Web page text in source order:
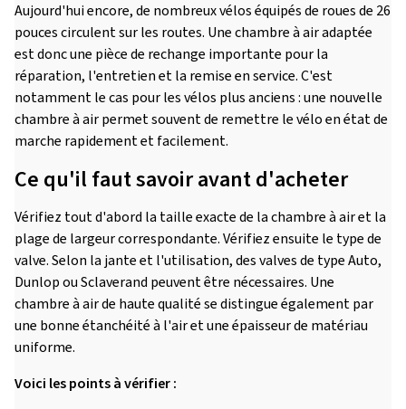
Aujourd'hui encore, de nombreux vélos équipés de roues de 26
pouces circulent sur les routes. Une chambre à air adaptée
est donc une pièce de rechange importante pour la
réparation, l'entretien et la remise en service. C'est
notamment le cas pour les vélos plus anciens : une nouvelle
chambre à air permet souvent de remettre le vélo en état de
marche rapidement et facilement.
Ce qu'il faut savoir avant d'acheter
Vérifiez tout d'abord la taille exacte de la chambre à air et la
plage de largeur correspondante. Vérifiez ensuite le type de
valve. Selon la jante et l'utilisation, des valves de type Auto,
Dunlop ou Sclaverand peuvent être nécessaires. Une
chambre à air de haute qualité se distingue également par
une bonne étanchéité à l'air et une épaisseur de matériau
uniforme.
Voici les points à vérifier :